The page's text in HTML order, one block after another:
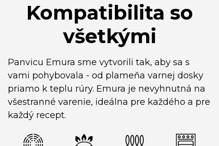
Kompatibilita so
všetkými
Panvicu Emura sme vytvorili tak, aby sa s
vami pohybovala - od plameňa varnej dosky
priamo k teplu rúry. Emura je nevyhnutná na
všestranné varenie, ideálna pre každého a pre
každý recept.